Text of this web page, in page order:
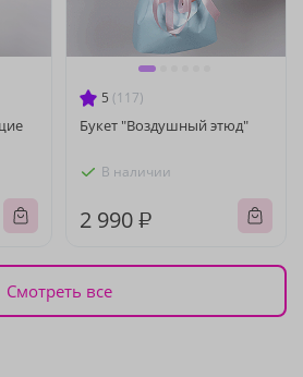
5 (117)
Букет "Воздушный этюд"
В наличии
2 990 ₽
Смотреть все